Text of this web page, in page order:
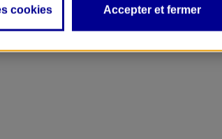
cookies Accepter et fermer